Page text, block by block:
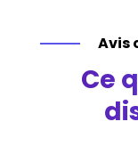
Avis
Ce